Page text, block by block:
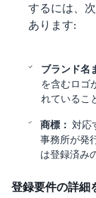
するには、
あります:
ブランド名
を含むロゴ
れているこ
商標： 対応
事務所が発
は登録済み
登録要件の詳細